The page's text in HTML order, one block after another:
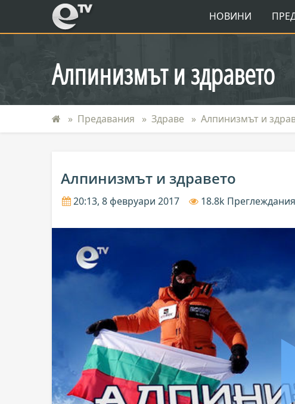
eTV НОВИНИ
Алпинизмът и здравето
Предавания Здраве Алпинизмът и
Алпинизмът и здравето
20:13, 8 февруари 2017 18.8k Преглеждания